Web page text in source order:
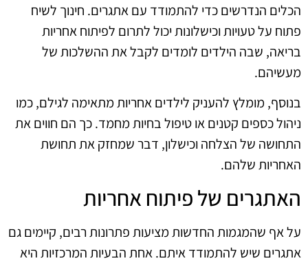
הכלים הנדרשים כדי להתמודד עם אתגרים. חינוך לשיח
פתוח על טעויות וכישלונות יכול לתרום לפיתוח אחריות
בריאה, שבה הילדים לומדים לקבל את ההשלכות של
מעשיהם.
בנוסף, מומלץ להעניק לילדים אחריות מתאימה לגילם, כמו
ניהול כספים קטנים או טיפול בחיות מחמד. כך הם חווים את
התחושה של הצלחה וכישלון, דבר שמחזק את תחושת
האחריות שלהם.
האתגרים של פיתוח אחריות
על אף שהמגמות החדשות מציעות פתרונות רבים, קיימים גם
אתגרים שיש להתמודד איתם. אחת הבעיות המרכזיות היא